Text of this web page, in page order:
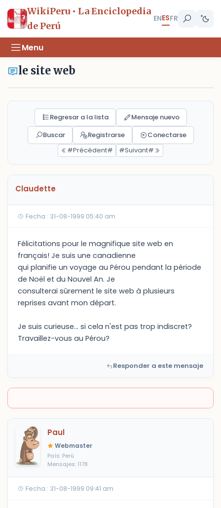
WikiPeru • La Enciclopedia
de Perú
ENESFR
Menu
le site web
Regresar a la lista
Mensaje nuevo
Buscar
Registrarse
Conectarse
#Précédent#
#Suivant#
Claudette
Fecha : 31-08-1999 05:40 am
Félicitations pour le magnifique site web en
français! Je suis une canadienne
qui planifie un voyage au Pérou pendant la période
de Noël et du Nouvel An. Je
consulterai sûrement le site web à plusieurs
reprises avant mon départ.
Je suis curieuse... si cela n'est pas trop indiscret?
Travaillez-vous au Pérou?
Responder a este mensaje
Paul
Webmaster
País: Perú
Mensajes: 1178
Fecha : 31-08-1999 09:41 am